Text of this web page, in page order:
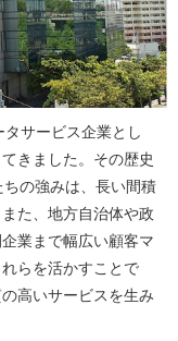
サービス企業とし
きました。その歴史
の強みは、長い間積
た、地方自治体や政
業まで幅広い顧客マ
らを活かすことで
高いサービスを生み